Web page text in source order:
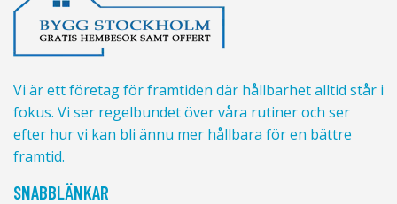
Vi är ett företag för framtiden där hållbarhet alltid står i
fokus. Vi ser regelbundet över våra rutiner och ser
efter hur vi kan bli ännu mer hållbara för en bättre
framtid.
SNABBLÄNKAR